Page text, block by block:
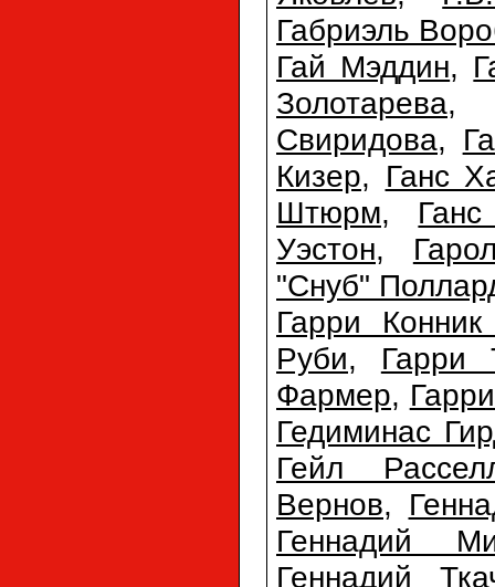
Габриэль
Гай Мэддин,
Золотарева
Свиридова,
Кизер, Ганс
Штюрм,
Уэстон,
"Снуб"
Гарри
Руби, Гарри
Фармер,
Гедиминас
Гейл
Вернов,
Геннадий
Геннадий